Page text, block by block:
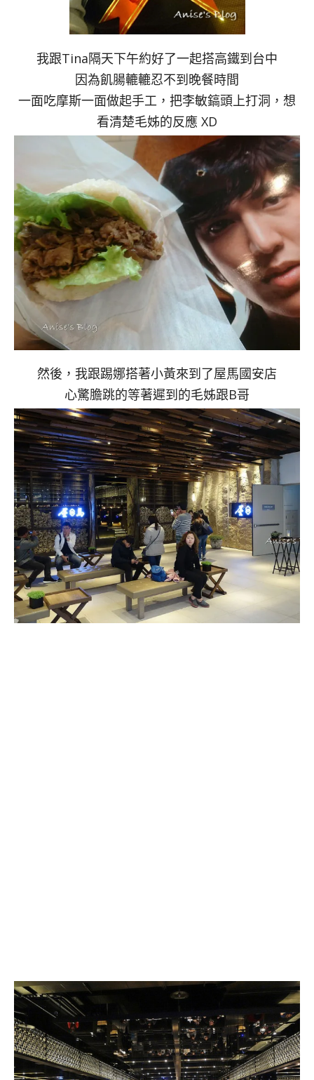
我跟Tina隔天下午約好了一起搭高鐵到台中
因為飢腸轆轆忍不到晚餐時間
一面吃摩斯一面做起手工，把李敏鎬頭上打洞，想
看清楚毛姊的反應 XD
然後，我跟踢娜搭著小黃來到了屋馬國安店
心驚膽跳的等著遲到的毛姊跟B哥